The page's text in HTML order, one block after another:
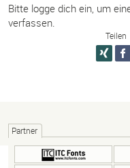
Bitte logge dich ein, um
verfassen.
Teilen
Partner